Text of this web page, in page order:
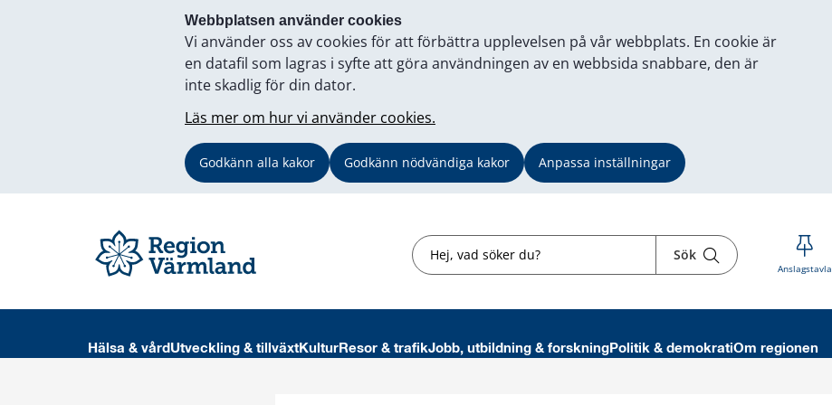
Webbplatsen använder cookies
Vi använder oss av cookies för att förbättra upplevelsen på vår webbplats. En cookie är
en datafil som lagras i syfte att göra användningen av en webbsida snabbare, den är
inte skadlig för din dator.
Läs mer om hur vi använder cookies.
Godkänn alla kakor Godkänn nödvändiga kakor Anpassa inställningar
Sök Sök
Anslagstavla
Hälsa & vård Utveckling & tillväxtKulturResor & trafikJobb, utbildning & forskningPolitik & demokratiOm regionen